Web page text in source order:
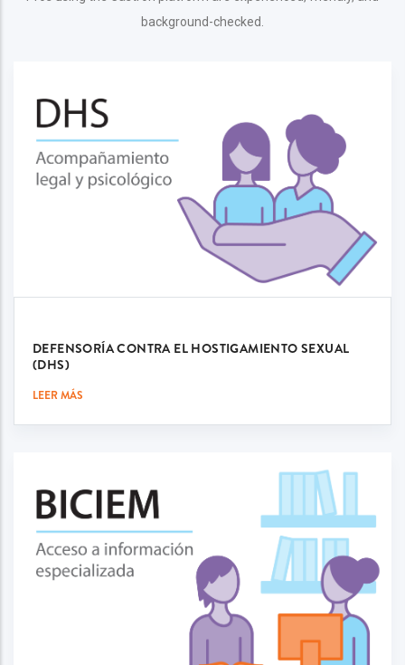
background-checked.
DEFENSORÍA CONTRA EL HOSTIGAMIENTO SEXUAL
(DHS)
LEER MÁS